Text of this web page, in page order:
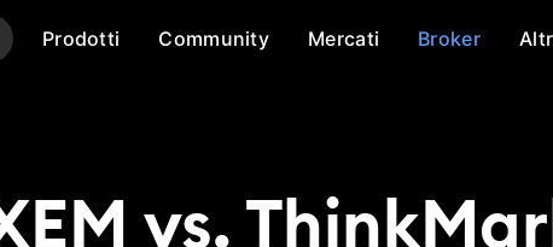
Prodotti Community Mercati Broker
vs.